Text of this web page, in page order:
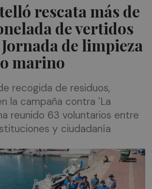
rescata más de
de vertidos
de limpieza
marino
recogida de residuos,
la campaña contra 'La
reunido 63 voluntarios entre
y ciudadanía